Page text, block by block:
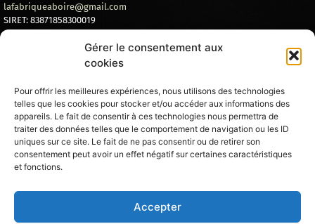
Gérer le consentement aux
cookies
Pour offrir les meilleures expériences, nous utilisons des technologies
telles que les cookies pour stocker et/ou accéder aux informations des
appareils. Le fait de consentir à ces technologies nous permettra de
traiter des données telles que le comportement de navigation ou les ID
uniques sur ce site. Le fait de ne pas consentir ou de retirer son
consentement peut avoir un effet négatif sur certaines caractéristiques
et fonctions.
Accepter
lafabriqueaboire@gmail.com
SIRET: 83871858300019
L’ABUS D’ALCOOL EST DANGEREUX POUR LA SANTÉ – A CONSOMMER AVEC MODÉRATION
LA DIRECTION SE RÉSERVE LE DROIT D’ADMISSION MÊME AVEC UNE RESERVATION
TARIFS ET PRODUITS PRÉSENTÉS À TITRE INDICATIF ET SOUMIS À MODIFICATION PAR LA DIRECTION
Mentions légalesConditions d'utilisation du site